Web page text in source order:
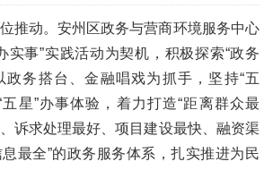
导
航
推动。安州区政务与营商环境服务中心
实事”实践活动为契机，积极探索“政务
政务搭台、金融唱戏为抓手，坚持“五
星”办事体验，着力打造“距离群众最
诉求处理最好、项目建设最快、融资渠
最全”的政务服务体系，扎实推进为民